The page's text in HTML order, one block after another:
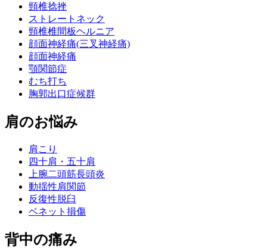
頸椎捻挫
ストレートネック
頸椎椎間板ヘルニア
顔面神経痛(三叉神経痛)
顔面神経痛
顎関節症
むち打ち
胸郭出口症候群
肩のお悩み
肩こり
四十肩・五十肩
上腕二頭筋長頭炎
動揺性肩関節
反復性脱臼
ベネット損傷
背中の痛み